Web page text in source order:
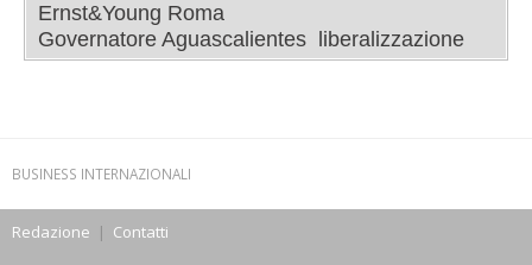
Ernst&Young Roma
Governatore Aguascalientes
liberalizzazione
BUSINESS INTERNAZIONALI
Redazione | Contatti